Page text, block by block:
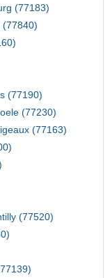
(77183)
(77840)
(77190)
(77230)
(77163)
(77520)